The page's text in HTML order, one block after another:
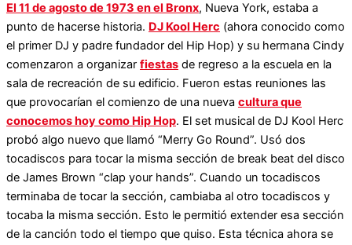
El 11 de agosto de 1973 en el Bronx, Nueva York, estaba a
punto de hacerse historia. DJ Kool Herc (ahora conocido como
el primer DJ y padre fundador del Hip Hop) y su hermana Cindy
comenzaron a organizar fiestas de regreso a la escuela en la
sala de recreación de su edificio. Fueron estas reuniones las
que provocarían el comienzo de una nueva cultura que
conocemos hoy como Hip Hop. El set musical de DJ Kool Herc
probó algo nuevo que llamó “Merry Go Round”. Usó dos
tocadiscos para tocar la misma sección de break beat del disco
de James Brown “clap your hands”. Cuando un tocadiscos
terminaba de tocar la sección, cambiaba al otro tocadiscos y
tocaba la misma sección. Esto le permitió extender esa sección
de la canción todo el tiempo que quiso. Esta técnica ahora se